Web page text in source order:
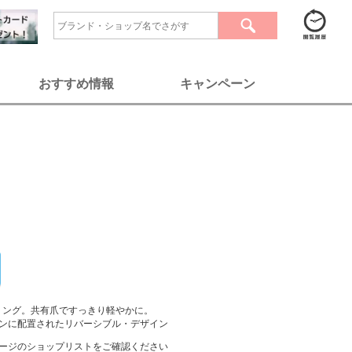
おすすめ情報 キャンペーン
グ。共有爪ですっきり軽やかに。
に配置されたリバーシブル・デザイン
ジのショップリストをご確認ください